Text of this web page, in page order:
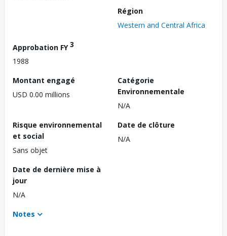
Région
Western and Central Africa
Approbation FY3
1988
Montant engagé
USD 0.00 millions
Catégorie
Environnementale
N/A
Risque environnemental
et social
Sans objet
Date de clôture
N/A
Date de dernière mise à
jour
N/A
Notes